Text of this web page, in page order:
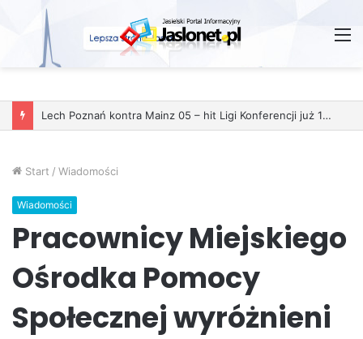
Start / Wiadomości
Wiadomości
Pracownicy Miejskiego
Ośrodka Pomocy
Społecznej wyróżnieni